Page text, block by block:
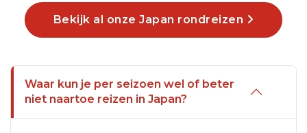
Bekijk al onze Japan rondreizen
Waar kun je per seizoen wel of beter
niet naartoe reizen in Japan?